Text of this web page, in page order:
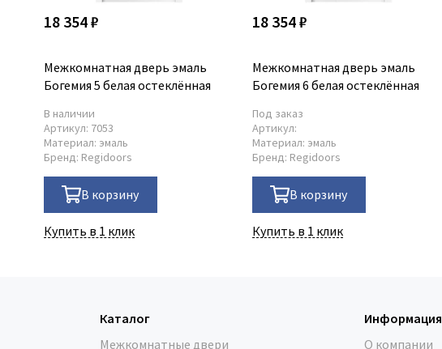
18 354 ₽
Межкомнатная дверь эмаль
Богемия 5 белая остеклённая
В наличии
Артикул: 7053
Материал: эмаль
Бренд: Regidoors
В корзину
Купить в 1 клик
18 354 ₽
Межкомнатная дверь эмаль
Богемия 6 белая остеклённая
Под заказ
Артикул:
Материал: эмаль
Бренд: Regidoors
В корзину
Купить в 1 клик
Каталог
Межкомнатные двери
Информация
О компании